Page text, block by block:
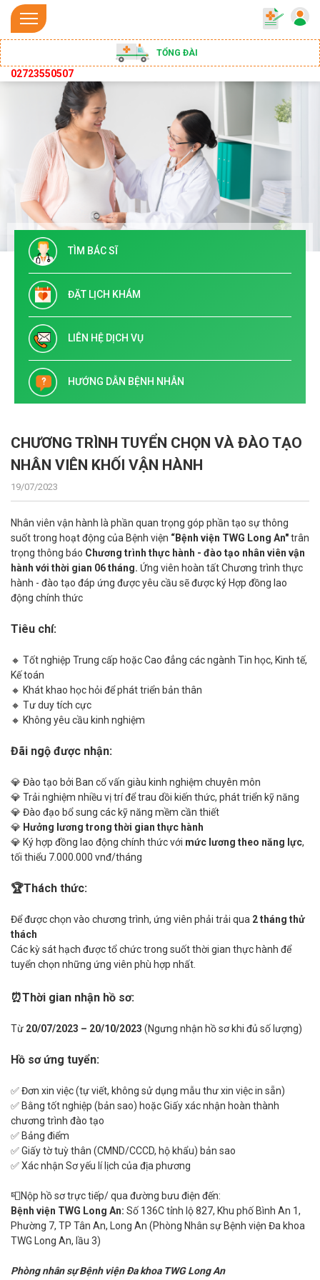
TỔNG ĐÀI
02723550507
TÌM BÁC SĨ
ĐẶT LỊCH KHÁM
LIÊN HỆ DỊCH VỤ
HƯỚNG DẪN BỆNH NHÂN
CHƯƠNG TRÌNH TUYỂN CHỌN VÀ ĐÀO TẠO
NHÂN VIÊN KHỐI VẬN HÀNH
19/07/2023
Nhân viên vận hành là phần quan trọng góp phần tạo sự thông
suốt trong hoạt động của Bệnh viện “Bệnh viện TWG Long An"trân
trọng thông báo Chương trình thực hành - đào tạo nhân viên vận
hành với thời gian 06 tháng. Ứng viên hoàn tất Chương trình thực
hành - đào tạo đáp ứng được yêu cầu sẽ được ký Hợp đồng lao
động chính thức
Tiêu chí:
🔸 Tốt nghiệp Trung cấp hoặc Cao đẳng các ngành Tin học, Kinh tế,
Kế toán
🔸 Khát khao học hỏi để phát triển bản thân
🔸 Tư duy tích cực
🔸 Không yêu cầu kinh nghiệm
Đãi ngộ được nhận:
💎 Đào tạo bởi Ban cố vấn giàu kinh nghiệm chuyên môn
💎 Trải nghiệm nhiều vị trí để trau dồi kiến thức, phát triển kỹ năng
💎 Đào đạo bổ sung các kỹ năng mềm cần thiết
💎 Hưởng lương trong thời gian thực hành
💎 Ký hợp đồng lao động chính thức với mức lương theo năng lực,
tối thiểu 7.000.000 vnđ/tháng
🏆Thách thức:
Để được chọn vào chương trình, ứng viên phải trải qua 2 tháng thử
thách
Các kỳ sát hạch được tổ chức trong suốt thời gian thực hành để
tuyển chọn những ứng viên phù hợp nhất.
⏰Thời gian nhận hồ sơ:
Từ 20/07/2023 – 20/10/2023 (Ngưng nhận hồ sơ khi đủ số lượng)
Hồ sơ ứng tuyển:
✅ Đơn xin việc (tự viết, không sử dụng mẫu thư xin việc in sẵn)
✅ Bằng tốt nghiệp (bản sao) hoặc Giấy xác nhận hoàn thành
chương trình đào tạo
✅ Bảng điểm
✅ Giấy tờ tuỳ thân (CMND/CCCD, hộ khẩu) bản sao
✅ Xác nhận Sơ yếu lí lịch của địa phương
📮Nộp hồ sơ trực tiếp/ qua đường bưu điện đến:
Bệnh viện TWG Long An: Số 136C tỉnh lộ 827, Khu phố Bình An 1,
Phường 7, TP Tân An, Long An (Phòng Nhân sự Bệnh viện Đa khoa
TWG Long An, lầu 3)
Phòng nhân sự Bệnh viện Đa khoa TWG Long An